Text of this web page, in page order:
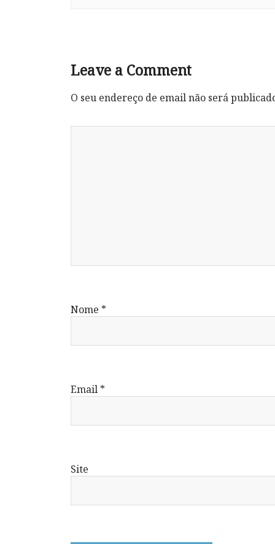
Leave a Comment
O seu endereço de email não será
Nome *
Email *
Site